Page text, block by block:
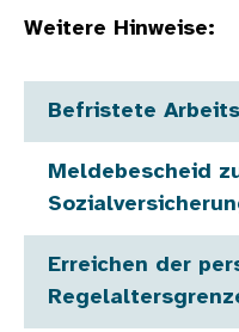
Weitere Hinweise:
Befristete
Meldebescheid
Erreichen der